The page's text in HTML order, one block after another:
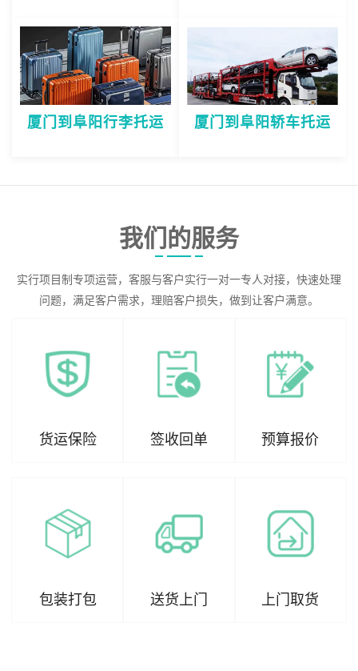
厦门到阜阳行李托运 厦门到阜阳轿车托运
我们的服务
实行项目制专项运营，客服与客户实行一对一专人对接，快速处理
问题，满足客户需求，理赔客户损失，做到让客户满意。
货运保险 签收回单 预算报价
包装打包 送货上门 上门取货